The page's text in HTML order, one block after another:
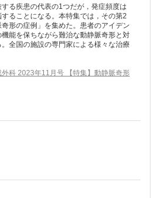
た耳介動静脈奇形の1例 （武田玲伊子ほか）
脈奇形に対する段階的塞栓硬化療法の1例
併症回避の治療戦略 （高木信介）
ム［第53回］ （細川 亙）
足病カンファレンスSeason
性期と慢性期のハイブリッド医療 （綾部
智久）
時に育児を経験した私から若い医師へ （小
る疾患の代表の1つだが，発症頻度は
ることになる。本特集では，その第2
形の症例」を集めた。患者のアイデン
能を保ちながら難治な動静脈奇形と対
全国の施設の専門家による様々な治療
外科 2023年11月号 【特集】動静脈奇形
ックナンバーはこちら
よりオンライン環境でPDF版をご覧い